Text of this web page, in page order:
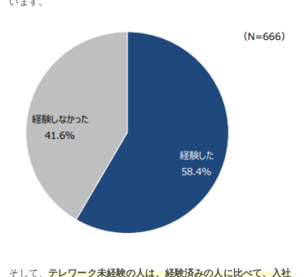
そして、テレワーク未経験の人は、経験済みの人に比べて、入社